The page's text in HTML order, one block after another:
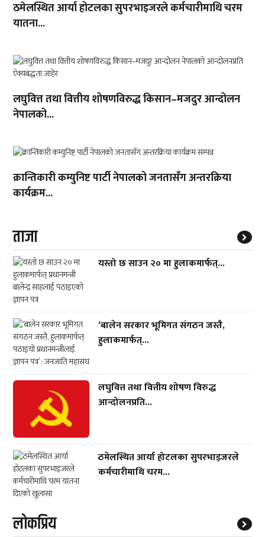
ठमेलस्थित आर्या होटलका सुपरभाइजरले कर्मचारीमाथि चरम
यातना...
लघुवित्त तथा वित्तीय शोषणविरुद्ध किसान–मजदुर आन्दोलन
नेपालको...
क्रान्तिकारी कम्युनिष्ट पार्टी नेपालको जनतासँग अन्तरक्रिया
कार्यक्रम...
ताजा
यस्तो छ साउन २० मा हुलाकमार्फत्...
‘बालेन सरकार भूमिगत संगठन जस्तै,
हुलाकमार्फत्...
लघुवित्त तथा वित्तीय शोषण विरुद्ध
आन्दोलनप्रति...
ठमेलस्थित आर्या होटलका सुपरभाइजरले
कर्मचारीमाथि चरम...
लाेकप्रिय